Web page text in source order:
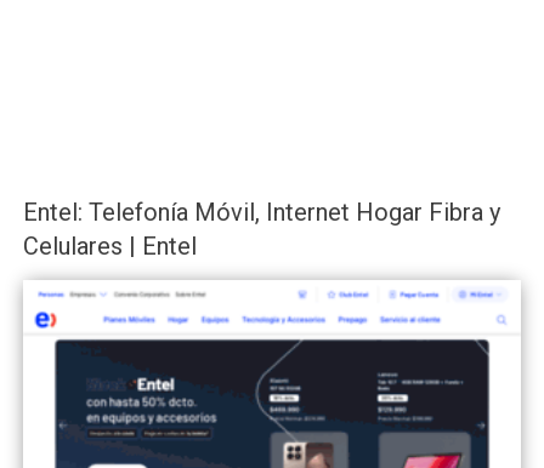
Entel: Telefonía Móvil, Internet Hogar Fibra y
Celulares | Entel